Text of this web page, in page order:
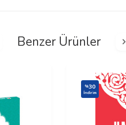
Benzer Ürünler
%30
İndirim